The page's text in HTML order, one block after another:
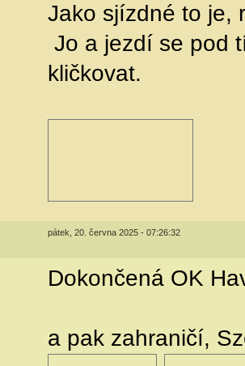
Jako sjízdné to je,
Jo a jezdí se pod
kličkovat.
pátek, 20. června 2025 - 07:26:32
Dokončená OK
a pak zahraničí,